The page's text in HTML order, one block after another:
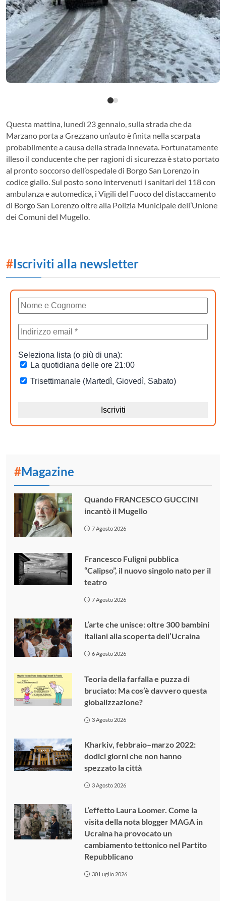
Questa mattina, lunedì 23 gennaio, sulla strada che da
Marzano porta a Grezzano un’auto è finita nella scarpata
probabilmente a causa della strada innevata. Fortunatamente
illeso il conducente che per ragioni di sicurezza è stato portato
al pronto soccorso dell’ospedale di Borgo San Lorenzo in
codice giallo. Sul posto sono intervenuti i sanitari del 118 con
ambulanza e automedica, i Vigili del Fuoco del distaccamento
di Borgo San Lorenzo oltre alla Polizia Municipale dell’Unione
dei Comuni del Mugello.
#Iscriviti alla newsletter
#Magazine
Quando FRANCESCO GUCCINI
incantò il Mugello
7 Agosto 2026
Francesco Fuligni pubblica
“Calipso”, il nuovo singolo nato per il
teatro
7 Agosto 2026
L’arte che unisce: oltre 300 bambini
italiani alla scoperta dell’Ucraina
6 Agosto 2026
Teoria della farfalla e puzza di
bruciato: Ma cos’è davvero questa
globalizzazione?
3 Agosto 2026
Kharkiv, febbraio–marzo 2022:
dodici giorni che non hanno
spezzato la città
3 Agosto 2026
L’effetto Laura Loomer. Come la
visita della nota blogger MAGA in
Ucraina ha provocato un
cambiamento tettonico nel Partito
Repubblicano
30 Luglio 2026